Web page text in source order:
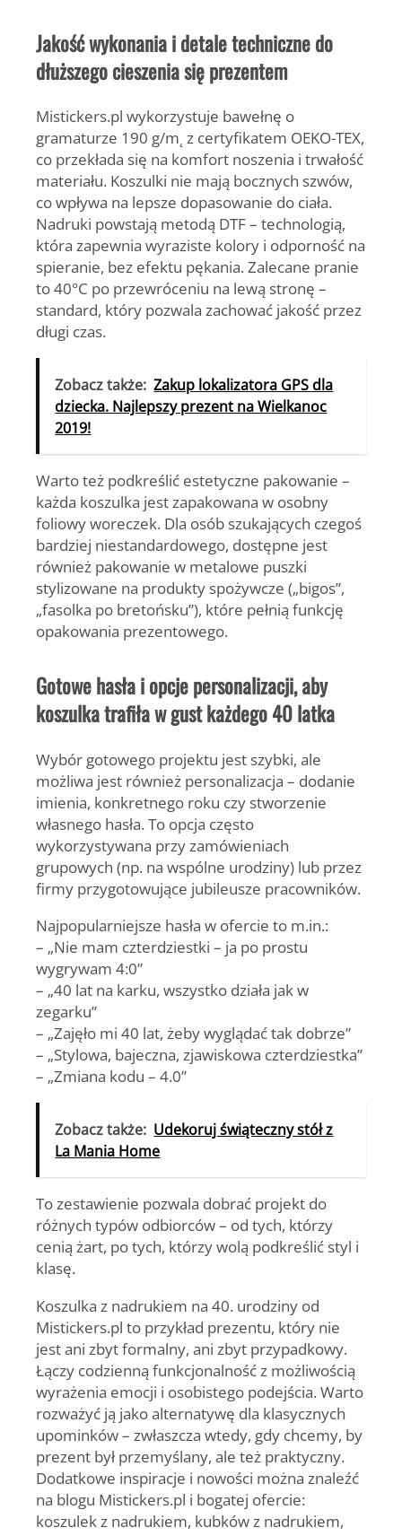
Jakość wykonania i detale techniczne do
dłuższego cieszenia się prezentem
Mistickers.pl wykorzystuje bawełnę o
gramaturze 190 g/m z certyfikatem OEKO-TEX,
co przekłada się na komfort noszenia i trwałość
materiału. Koszulki nie mają bocznych szwów,
co wpływa na lepsze dopasowanie do ciała.
Nadruki powstają metodą DTF– technologią,
która zapewnia wyraziste kolory i odporność na
spieranie, bez efektu pękania. Zalecane pranie
to 40°C po przewróceniu na lewą stronę –
standard, który pozwala zachować jakość przez
długi czas.
Zobacz także: Zakup lokalizatora GPS dla
dziecka. Najlepszy prezent na Wielkanoc
2019!
Warto też podkreślić estetyczne pakowanie –
każda koszulka jest zapakowana w osobny
foliowy woreczek. Dla osób szukających czegoś
bardziej niestandardowego, dostępne jest
również pakowanie w metalowe puszki
stylizowane na produkty spożywcze („bigos”,
„fasolka po bretońsku”), które pełnią funkcję
opakowania prezentowego.
Gotowe hasła i opcje personalizacji, aby
koszulka trafiła w gust każdego 40 latka
Wybór gotowego projektu jest szybki, ale
możliwa jest również personalizacja – dodanie
imienia, konkretnego roku czy stworzenie
własnego hasła. To opcja często
wykorzystywana przy zamówieniach
grupowych (np. na wspólne urodziny) lub przez
firmy przygotowujące jubileusze pracowników.
Najpopularniejsze hasła w ofercie to m.in.:
– „Nie mam czterdziestki – ja po prostu
wygrywam 4:0”
– „40 lat na karku, wszystko działa jak w
zegarku”
– „Zajęło mi 40 lat, żeby wyglądać tak dobrze”
– „Stylowa, bajeczna, zjawiskowa czterdziestka”
– „Zmiana kodu – 4.0”
Zobacz także: Udekoruj świąteczny stół z
La Mania Home
To zestawienie pozwala dobrać projekt do
różnych typów odbiorców – od tych, którzy
cenią żart, po tych, którzy wolą podkreślić styl i
klasę.
Koszulka z nadrukiem na 40. urodziny od
Mistickers.pl to przykład prezentu, który nie
jest ani zbyt formalny, ani zbyt przypadkowy.
Łączy codzienną funkcjonalność z możliwością
wyrażenia emocji i osobistego podejścia. Warto
rozważyć ją jako alternatywę dla klasycznych
upominków – zwłaszcza wtedy, gdy chcemy, by
prezent był przemyślany, ale też praktyczny.
Dodatkowe inspiracje i nowości można znaleźć
na blogu Mistickers.pl i bogatej ofercie:
koszulek z nadrukiem, kubków z nadrukiem,